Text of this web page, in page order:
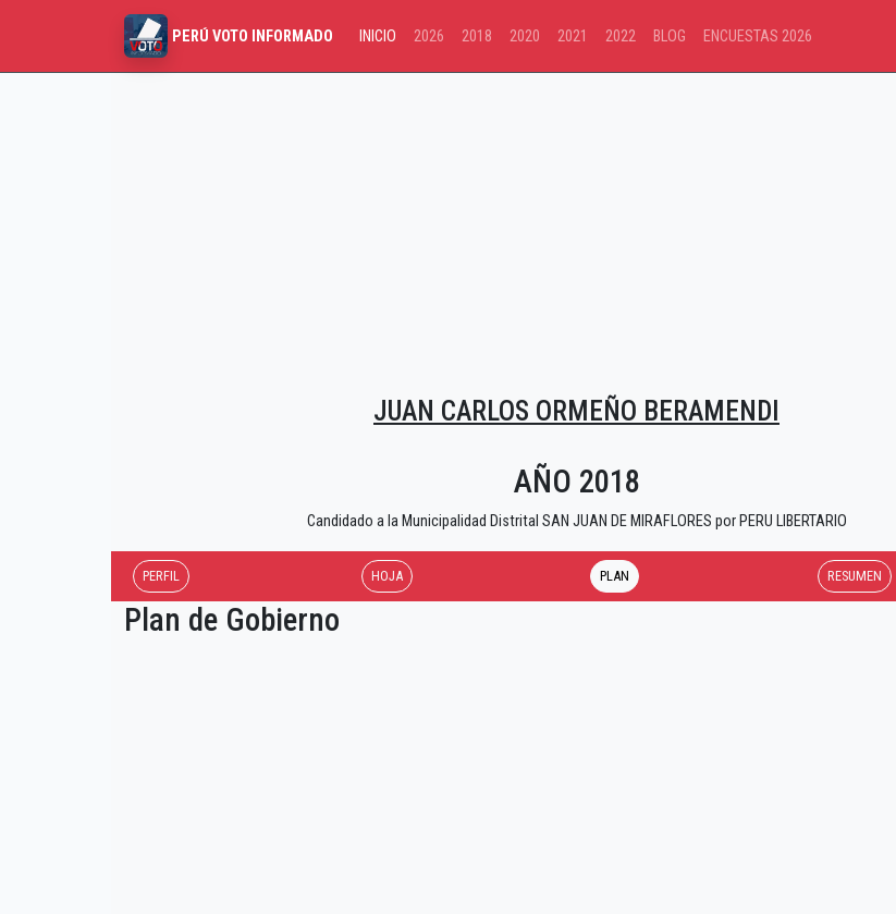
PERÚ VOTO INFORMADO INICIO 2026 2018 2020 2021 2022 BLOG ENCUESTAS 2026
JUAN CARLOS ORMEÑO BERAMENDI
AÑO 2018
Candidado a la Municipalidad Distrital SAN JUAN DE MIRAFLORES por PERU LIBERTARIO
PERFIL HOJA PLAN RESUMEN
Plan de Gobierno